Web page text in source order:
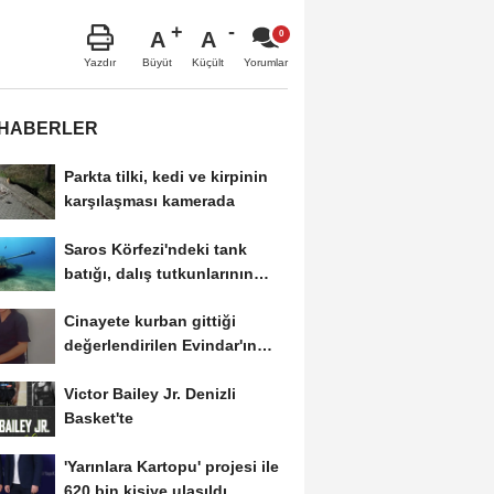
Yazdır
A
Büyüt
A
Küçült Yorumlar
Parkta tilki, kedi ve kirpinin
karşılaşması kamerada
Saros Körfezi'ndeki tank
batığı, dalış tutkunlarının
Cinayete kurban gittiği
değerlendirilen Evindar'ın
Victor Bailey Jr. Denizli
Basket'te
'Yarınlara Kartopu' projesi ile